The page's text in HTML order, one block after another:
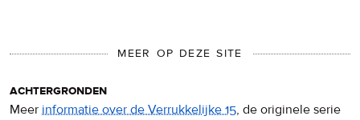
MEER OP DEZE SITE
achtergronden
Meer informatie over de Verrukkelijke 15, de originele serie